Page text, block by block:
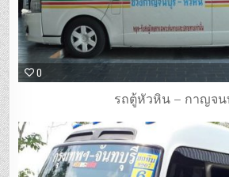
0
รถตู้หัวหิน – กาญจน